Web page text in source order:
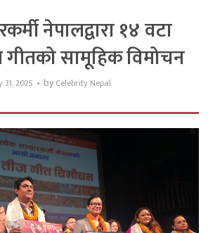
नेपालद्वारा १४ वटा
सामूहिक विमोचन
31, 2025 by Celebrity Nepal